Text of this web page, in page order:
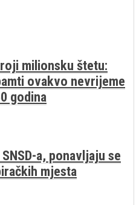
milionsku štetu:
ovakvo nevrijeme
godina
a, ponavljaju se
mjesta